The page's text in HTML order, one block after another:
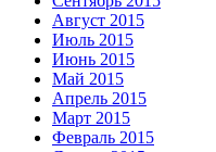
Август 2015
Июль 2015
Июнь 2015
Май 2015
Апрель 2015
Март 2015
Февраль 2015